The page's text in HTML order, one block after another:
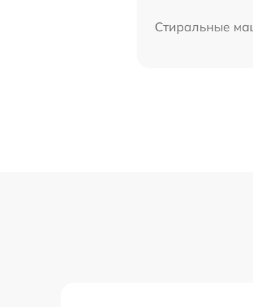
Стиральные